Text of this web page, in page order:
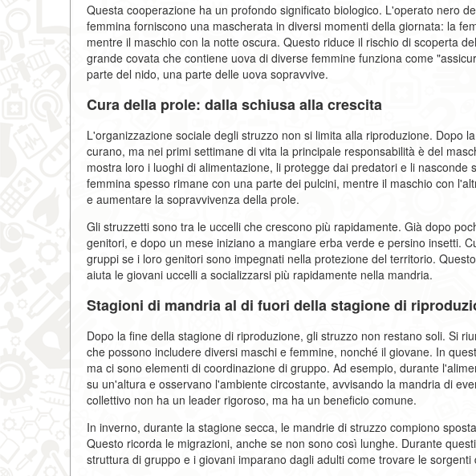
Questa cooperazione ha un profondo significato biologico. L'operato nero
femmina forniscono una mascherata in diversi momenti della giornata: la
mentre il maschio con la notte oscura. Questo riduce il rischio di scoperta
grande covata che contiene uova di diverse femmine funziona come
parte del nido, una parte delle uova sopravvive.
Cura della prole: dalla schiusa alla crescita
L'organizzazione sociale degli struzzo non si limita alla riproduzione. Dopo
curano, ma nei primi settimane di vita la principale responsabilità è del
mostra loro i luoghi di alimentazione, li protegge dai predatori e li nasconde
femmina spesso rimane con una parte dei pulcini, mentre il maschio con
e aumentare la sopravvivenza della prole.
Gli struzzetti sono tra le uccelli che crescono più rapidamente. Già dopo
genitori, e dopo un mese iniziano a mangiare erba verde e persino insetti.
gruppi se i loro genitori sono impegnati nella protezione del territorio.
aiuta le giovani uccelli a socializzarsi più rapidamente nella mandria.
Stagioni di mandria al di fuori della stagione di
Dopo la fine della stagione di riproduzione, gli struzzo non restano soli. Si
che possono includere diversi maschi e femmine, nonché il giovane. In
ma ci sono elementi di coordinazione di gruppo. Ad esempio, durante
su un'altura e osservano l'ambiente circostante, avvisando la mandria di
collettivo non ha un leader rigoroso, ma ha un beneficio comune.
In inverno, durante la stagione secca, le mandrie di struzzo compiono
Questo ricorda le migrazioni, anche se non sono così lunghe. Durante
struttura di gruppo e i giovani imparano dagli adulti come trovare le